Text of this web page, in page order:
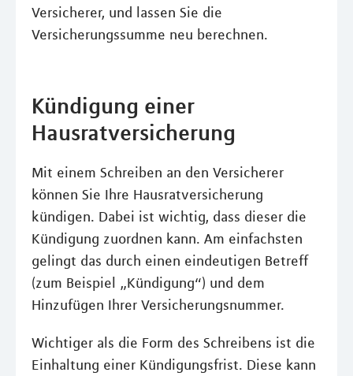
Versicherer, und lassen Sie die
Versicherungssumme neu berechnen.
Kündigung einer
Hausratversicherung
Mit einem Schreiben an den Versicherer
können Sie Ihre Hausratversicherung
kündigen. Dabei ist wichtig, dass dieser die
Kündigung zuordnen kann. Am einfachsten
gelingt das durch einen eindeutigen Betreff
(zum Beispiel „Kündigung“) und dem
Hinzufügen Ihrer Versicherungsnummer.
Wichtiger als die Form des Schreibens ist die
Einhaltung einer Kündigungsfrist. Diese kann